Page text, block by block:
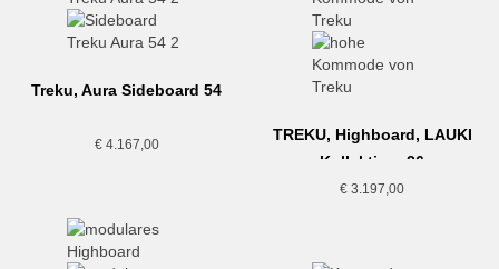
Treku, Aura Sideboard 54
€4.167,00
TREKU, Highboard, LAUKI
Kollektion, 26
€ 3.197,00